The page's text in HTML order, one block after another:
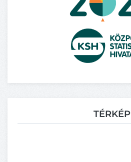
TÉRKÉP